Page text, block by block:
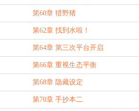
第60章 猎野猪
第62章 找到水啦！
第64章 第三次平台开启
第66章 重视生态平衡
第68章 隐藏设定
第70章 手抄本二